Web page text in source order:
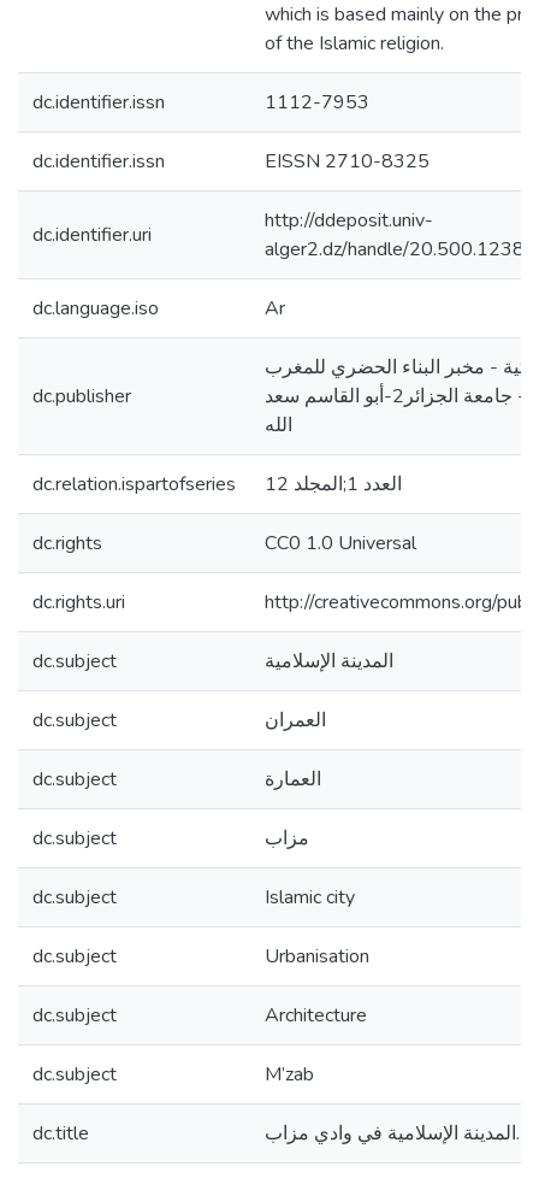
which is based mainly on the
of the Islamic religion.
dc.identifier.issn 1112-7953
dc.identifier.issn EISSN 2710-8325
dc.identifier.uri
http://ddeposit.univ-
alger2.dz/handle/
dc.language.iso Ar
dc.publisher
- مخبر البناء الحضري للمغرب
الأوسط - معهد الأثار- جامعة الجزائر2-أبو القاسم سعد
الله
dc.relation.ispartofseries العدد 1;المجلد 12
dc.rights CC0 1.0 Universal
dc.rights.uri http://creativecommons.org/
dc.subject المدينة الإسلامية
dc.subject العمران
dc.subject العمارة
dc.subject مزاب
dc.subject Islamic city
dc.subject Urbanisation
dc.subject Architecture
dc.subject M’zab
dc.title المدينة الإسلامية في وادي مزاب.